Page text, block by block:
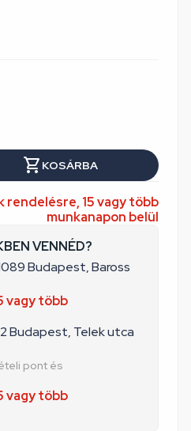
rendelésre, 15 vagy több
munkanapon belül
VENNÉD?
Budapest, Baross
vagy több
Budapest, Telek utca
pont és
vagy több
KOSÁRBA